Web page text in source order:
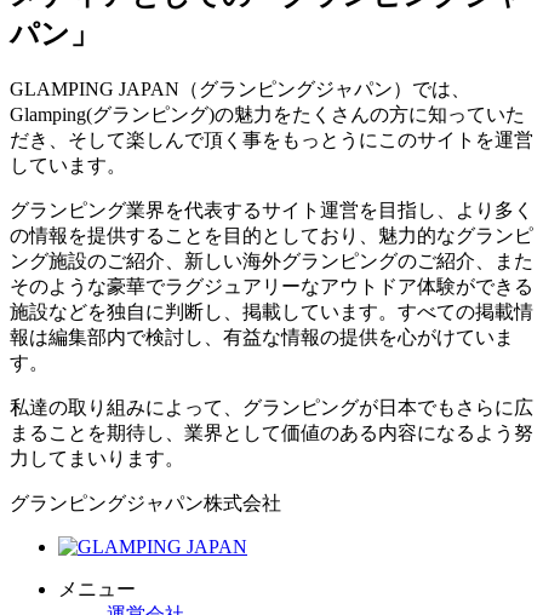
パン」
GLAMPING JAPAN（グランピングジャパン）では、
Glamping(グランピング)の魅力をたくさんの方に知っていた
だき、そして楽しんで頂く事をもっとうにこのサイトを運営
しています。
グランピング業界を代表するサイト運営を目指し、より多く
の情報を提供することを目的としており、魅力的なグランピ
ング施設のご紹介、新しい海外グランピングのご紹介、また
そのような豪華でラグジュアリーなアウトドア体験ができる
施設などを独自に判断し、掲載しています。すべての掲載情
報は編集部内で検討し、有益な情報の提供を心がけていま
す。
私達の取り組みによって、グランピングが日本でもさらに広
まることを期待し、業界として価値のある内容になるよう努
力してまいります。
グランピングジャパン株式会社
メニュー